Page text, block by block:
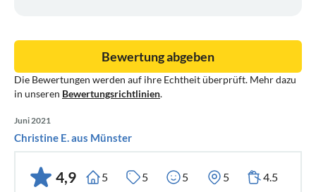
Die Bewertungen werden auf ihre Echtheit überprüft. Mehr dazu
in unseren Bewertungsrichtlinien.
Bewertung abgeben
Juni 2021
Christine E. aus Münster
4,9 5 5 5 5 4.5